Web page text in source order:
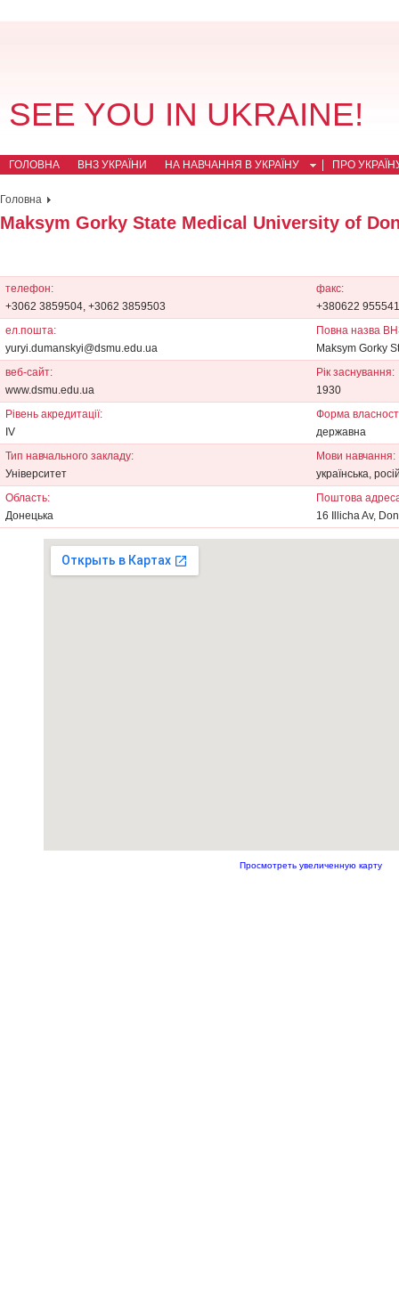
SEE YOU IN UKRAINE!
ГОЛОВНА ВНЗ УКРАЇНИ НА НАВЧАННЯ В УКРАЇНУ ПРО
Головна
Maksym Gorky State Medical University of
телефон:
+3062 3859504, +3062 3859503
факс:
+380622 955541
ел.пошта:
yuryi.dumanskyi@dsmu.edu.ua
Повна назва
Maksym Gorky
веб-сайт:
www.dsmu.edu.ua
Рік заснування:
1930
Рівень акредитації:
IV
Форма
державна
Тип навчального закладу:
Університет
Мови навчання:
українська,
Область:
Донецька
Поштова
16 Illicha Av,
Просмотреть увеличенную карту